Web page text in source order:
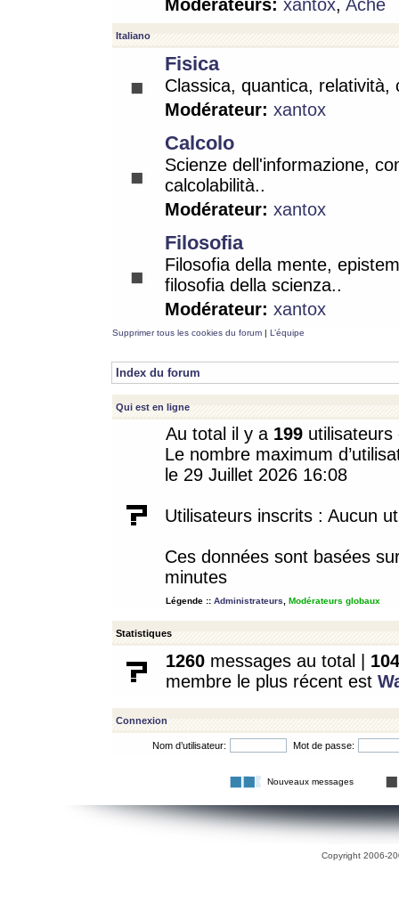
Modérateurs: xantox, Ache
Italiano
Fisica
Classica, quantica, relatività,
Modérateur: xantox
Calcolo
Scienze dell'informazione,
calcolabilità..
Modérateur: xantox
Filosofia
Filosofia della mente,
filosofia della scienza..
Modérateur: xantox
Supprimer tous les cookies du forum | L’équipe
Index du forum
Qui est en ligne
Au total il y a 199
Le nombre maximum
le 29 Juillet 2026 16:08
Utilisateurs inscrits : Aucun
Ces données sont basées
minutes
Légende :: Administrateurs Modérateurs globaux
Statistiques
1260 messages au total | 104
membre le plus récent est
Connexion
Nom d’utilisateur: Mot de passe:
Nouveaux messages
Copyright 2006-